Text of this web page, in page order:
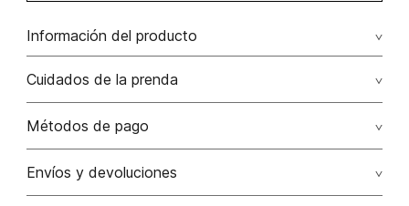
Información del producto
M35-destino malibu poliéster 84% rayón viscosa 16% 84.00%
poliéster/polyester16.00% rayón viscosa/
Cuidados de la prenda
No dejar en remojo /lavar por separado / no utilizar
No usar lejia
Métodos de pago
Tarjetas de crédito: Visa, Dinners, Master Card y American
Envíos y devoluciones